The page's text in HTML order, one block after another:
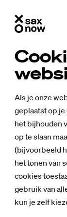
Als je onze
geplaatst op
het bijhouden
op te slaan
(bijvoorbeeld
het tonen van
cookies
gebruik van
kun je zelf
Nieuws